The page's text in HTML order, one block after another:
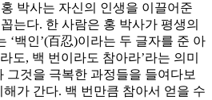
박사는 자신의 인생을 이끌어준
는다. 한 사람은 홍 박사가 평생의
‘백인’(百忍)이라는 두 글자를 준 아
도, 백 번이라도 참아라’라는 의미
그것을 극복한 과정들을 들여다보
가 간다. 백 번만큼 참아서 얻을 수